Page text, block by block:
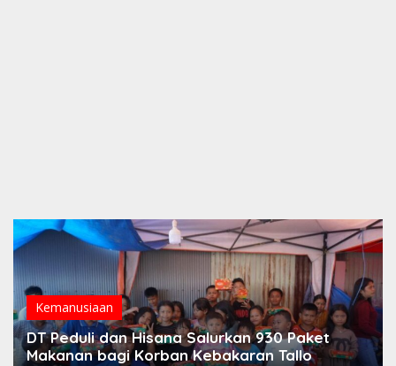
Kemanusiaan
DT Peduli dan Hisana Salurkan 930 Paket
Makanan bagi Korban Kebakaran Tallo